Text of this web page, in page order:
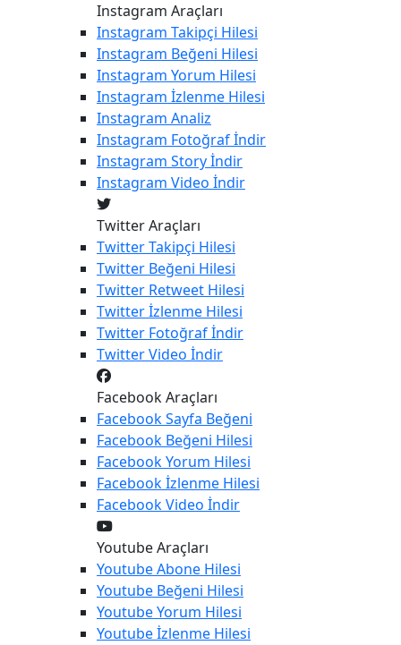
Instagram Araçları
Instagram Takipçi Hilesi
Instagram Beğeni Hilesi
Instagram Yorum Hilesi
Instagram İzlenme Hilesi
Instagram Analiz
Instagram Fotoğraf İndir
Instagram Story İndir
Instagram Video İndir
Twitter Araçları
TwitterTakipçi Hilesi
Twitter Beğeni Hilesi
Twitter Retweet Hilesi
Twitterİzlenme Hilesi
Twitter Fotoğraf İndir
TwitterVideo İndir
Facebook Araçları
FacebookSayfa Beğeni
Facebook Beğeni Hilesi
FacebookYorum Hilesi
Facebookİzlenme Hilesi
FacebookVideo İndir
Youtube Araçları
YoutubeAbone Hilesi
Youtube Beğeni Hilesi
YoutubeYorum Hilesi
Youtubeİzlenme Hilesi